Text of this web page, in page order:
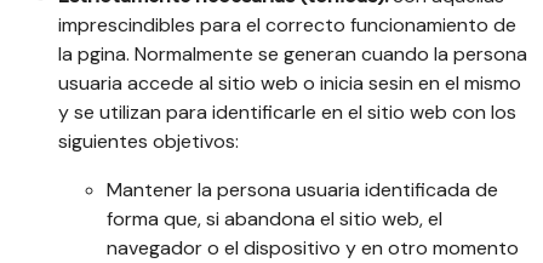
imprescindibles para el correcto funcionamiento de
la pgina. Normalmente se generan cuando la persona
usuaria accede al sitio web o inicia sesin en el mismo
y se utilizan para identificarle en el sitio web con los
siguientes objetivos:
Mantener la persona usuaria identificada de
forma que, si abandona el sitio web, el
navegador o el dispositivo y en otro momento